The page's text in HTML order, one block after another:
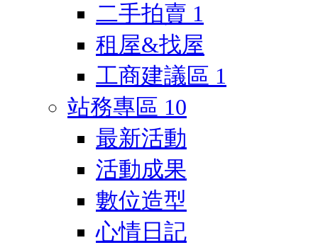
二手拍賣 1
租屋&找屋
工商建議區 1
站務專區 10
最新活動
活動成果
數位造型
心情日記